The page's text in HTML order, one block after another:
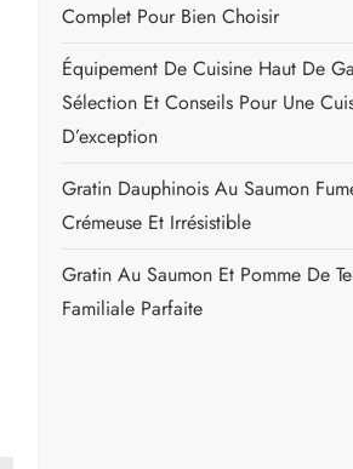
Complet Pour Bien Choisir
Équipement De Cuisine Haut De
Sélection Et Conseils Pour Une
D’exception
Gratin Dauphinois Au Saumon
Crémeuse Et Irrésistible
Gratin Au Saumon Et Pomme De
Familiale Parfaite